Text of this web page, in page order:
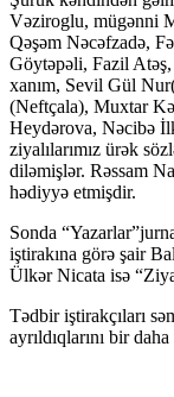
Vəziroglu, mügənni
Qəşəm Nəcəfzadə,
Göytəpəli, Fazil
xanım, Sevil Gül
(Neftçala), Muxtar
Heydərova, Nəcibə
ziyalılarımız ürək
diləmişlər. Rəssam
hədiyyə etmişdir.
Sonda
iştirakına görə şair
Ülkər Nicata isə
Tədbir iştirakçıları
ayrıldıqlarını bir